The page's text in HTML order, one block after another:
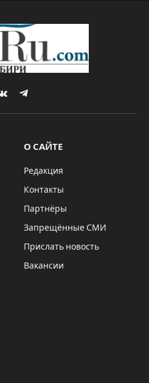
VKontakteTelegram
О САЙТЕ
Редакция
Контакты
Партнёры
Запрещённые СМИ
Прислать новость
Вакансии